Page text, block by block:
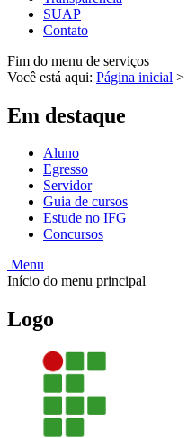
SUAP
Contato
Fim do menu de serviços
Você está aqui: Página inicial >
Em destaque
Aluno
Egresso
Servidor
Guia de cursos
Estude no IFG
Concursos
Menu
Início do menu principal
Logo